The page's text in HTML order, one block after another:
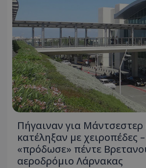
Πήγαιναν για Μάντσεστερ
κατέληξαν με χειροπέδες
«πρόδωσε» πέντε
αεροδρόμιο Λάρνακας